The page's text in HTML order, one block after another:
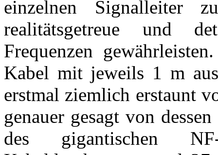
einzelnen Signalleiter
realitätsgetreue und
Frequenzen
Kabel mit jeweils 1 m
erstmal ziemlich erstaunt
genauer gesagt von
des gigantischen